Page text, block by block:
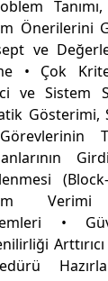
Önerilerini
ve
• Çok
ve Sistem
Gösterimi,
Verimi
•